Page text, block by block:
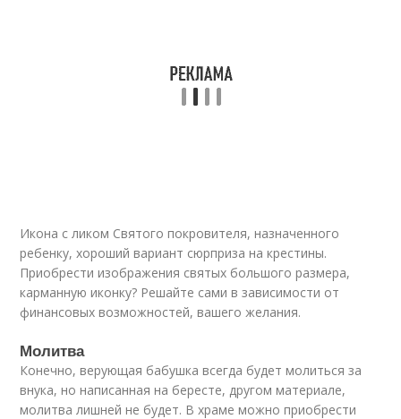
Икона с ликом Святого покровителя, назначенного
ребенку, хороший вариант сюрприза на крестины.
Приобрести изображения святых большого размера,
карманную иконку? Решайте сами в зависимости от
финансовых возможностей, вашего желания.
Молитва
Конечно, верующая бабушка всегда будет молиться за
внука, но написанная на бересте, другом материале,
молитва лишней не будет. В храме можно приобрести